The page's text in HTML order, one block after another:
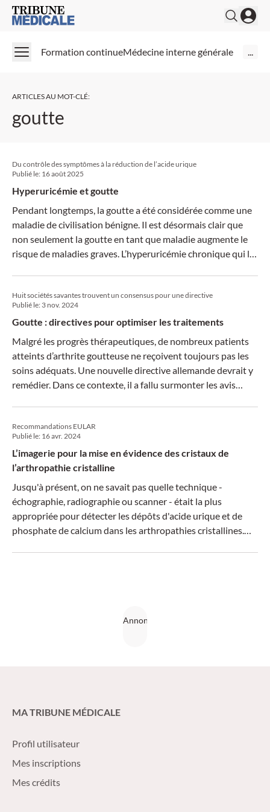
Medical Tribune
Formation continueMédecine interne générale ...
ARTICLES AU MOT-CLÉ:
goutte
Du contrôle des symptômes à la réduction de l’acide urique
Publié le: 16 août 2025
Hyperuricémie et goutte
Pendant longtemps, la goutte a été considérée comme une
maladie de civilisation bénigne. Il est désormais clair que
non seulement la goutte en tant que maladie augmente le
risque de maladies graves. L’hyperuricémie chronique qui la
Huit sociétés savantes trouvent un consensus pour une directive
Publié le: 3 nov. 2024
Goutte : directives pour optimiser les traitements
Malgré les progrès thérapeutiques, de nombreux patients
atteints d’arthrite goutteuse ne reçoivent toujours pas les
soins adéquats. Une nouvelle directive allemande devrait y
remédier. Dans ce contexte, il a fallu surmonter les avis
atteindre.
Recommandations EULAR
Publié le: 16 avr. 2024
L’imagerie pour la mise en évidence des cristaux de
l’arthropathie cristalline
Jusqu'à présent, on ne savait pas quelle technique -
échographie, radiographie ou scanner - était la plus
appropriée pour détecter les dépôts d'acide urique et de
phosphate de calcium dans les arthropathies cristallines.
MA TRIBUNE MÉDICALE
Profil utilisateur
Mes inscriptions
Mes crédits